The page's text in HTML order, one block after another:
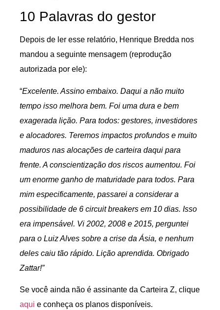
10 Palavras do gestor
Depois de ler esse relatório, Henrique Bredda nos
mandou a seguinte mensagem (reprodução
autorizada por ele):
“Excelente. Assino embaixo. Daqui a não muito
tempo isso melhora bem. Foi uma dura e bem
exagerada lição. Para todos: gestores, investidores
e alocadores. Teremos impactos profundos e muito
maduros nas alocações de carteira daqui para
frente. A conscientização dos riscos aumentou. Foi
um enorme ganho de maturidade para todos. Para
mim especificamente, passarei a considerar a
possibilidade de 6 circuit breakers em 10 dias. Isso
era impensável. Vi 2002, 2008 e 2015, perguntei
para o Luiz Alves sobre a crise da Ásia, e nenhum
deles caiu tão rápido. Lição aprendida. Obrigado
Zattar!”
Se você ainda não é assinante da Carteira Z, clique
aqui e conheça os planos disponíveis.